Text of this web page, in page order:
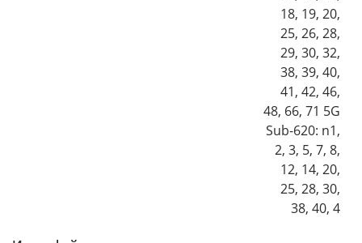
18, 19, 20,
25, 26, 28,
29, 30, 32,
38, 39, 40,
41, 42, 46,
48, 66, 71 5G
Sub-620: n1,
2, 3, 5, 7, 8,
12, 14, 20,
25, 28, 30,
38, 40, 4